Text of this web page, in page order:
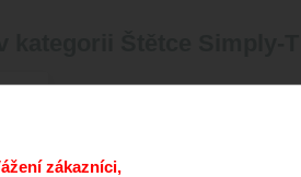
zákazníci,